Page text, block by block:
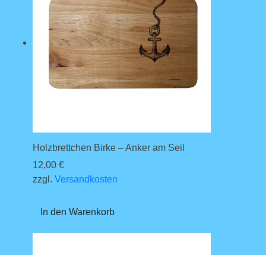
Holzbrettchen Birke – Anker am Seil
12,00 €
zzgl. Versandkosten
In den Warenkorb